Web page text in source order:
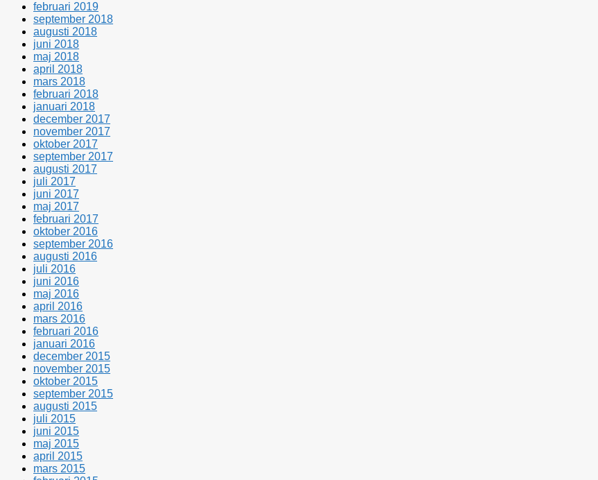
februari 2019
september 2018
augusti 2018
juni 2018
maj 2018
april 2018
mars 2018
februari 2018
januari 2018
december 2017
november 2017
oktober 2017
september 2017
augusti 2017
juli 2017
juni 2017
maj 2017
februari 2017
oktober 2016
september 2016
augusti 2016
juli 2016
juni 2016
maj 2016
april 2016
mars 2016
februari 2016
januari 2016
december 2015
november 2015
oktober 2015
september 2015
augusti 2015
juli 2015
juni 2015
maj 2015
april 2015
mars 2015